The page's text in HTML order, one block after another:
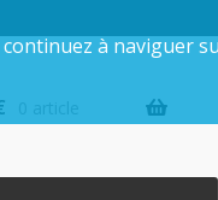
à naviguer